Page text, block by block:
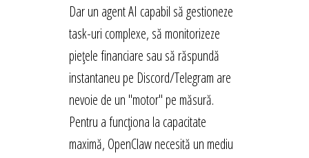
Dar un agent AI capabil să gestioneze
task-uri complexe, să monitorizeze
piețele financiare sau să răspundă
instantaneu pe Discord/Telegram are
nevoie de un "motor" pe măsură.
Pentru a funcționa la capacitate
maximă, OpenClaw necesită un mediu